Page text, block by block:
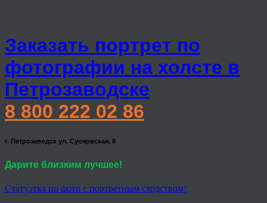
Заказать портрет по
фотографии на холсте в
Петрозаводске
8 800 222 02 86
г. Петрозаводск ул. Суоярвская, 8
Дарите близким лучшее!
Статуэтка по фото с портретным сходством!